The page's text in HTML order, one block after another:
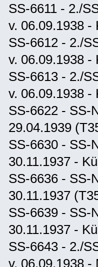
SS-6611 - 2./
v. 06.09.1938 -
SS-6612 - 2./
v. 06.09.1938 -
SS-6613 - 2./
v. 06.09.1938 -
SS-6622 - SS-
29.04.1939
SS-6630 - SS-
30.11.1937 -
SS-6636 - SS-
30.11.1937
SS-6639 - SS-
30.11.1937 -
SS-6643 - 2./
v. 06.09.1938 -